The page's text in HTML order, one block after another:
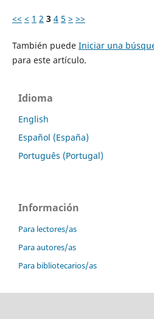
<< < 1 2 3 4 5 > >>
También puede Iniciar una
para este artículo.
Idioma
English
Español (España)
Português (Portugal)
Información
Para lectores/as
Para autores/as
Para bibliotecarios/as